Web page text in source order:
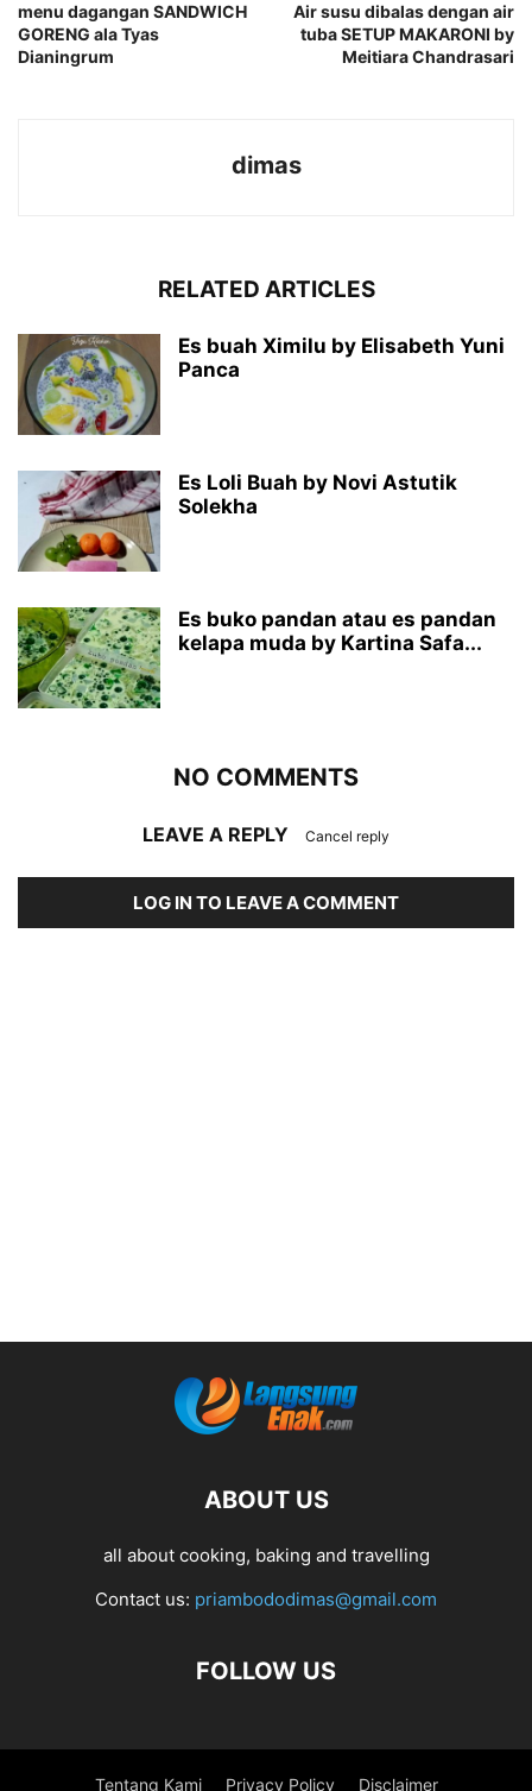
menu dagangan SANDWICH
GORENG ala Tyas
Dianingrum
Air susu dibalas dengan air
tuba SETUP MAKARONI by
Meitiara Chandrasari
dimas
RELATED ARTICLES
Es buah Ximilu by Elisabeth Yuni
Panca
Es Loli Buah by Novi Astutik
Solekha
Es buko pandan atau es pandan
kelapa muda by Kartina Safa...
NO COMMENTS
LEAVE A REPLY Cancel reply
LOG IN TO LEAVE A COMMENT
ABOUT US
all about cooking, baking and travelling
Contact us: priambododimas@gmail.com
FOLLOW US
Tentang Kami Privacy Policy Disclaimer